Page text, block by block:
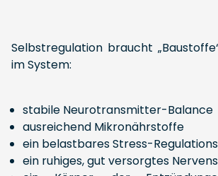
Selbstregulation braucht
im System:
stabile Neurotransmitter-Balance
ausreichend Mikronährstoffe
ein belastbares Stress-
ein ruhiges, gut versorgtes